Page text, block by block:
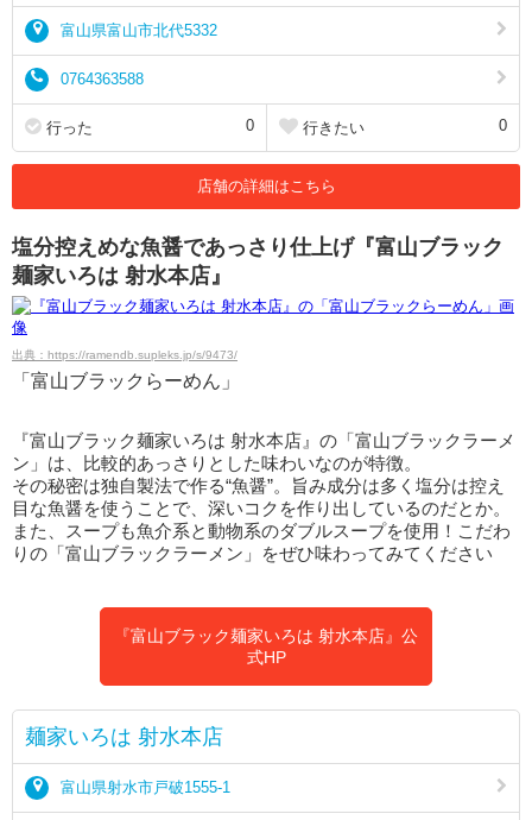
富山県富山市北代5332
0764363588
行った 0 行きたい 0
店舗の詳細はこちら
塩分控えめな魚醤であっさり仕上げ『富山ブラック
麺家いろは 射水本店』
出典：https://ramendb.supleks.jp/s/9473/
「富山ブラックらーめん」
『富山ブラック麺家いろは 射水本店』の「富山ブラックラーメ
ン」は、比較的あっさりとした味わいなのが特徴。
その秘密は独自製法で作る“魚醤”。旨み成分は多く塩分は控え
目な魚醤を使うことで、深いコクを作り出しているのだとか。
また、スープも魚介系と動物系のダブルスープを使用！こだわ
りの「富山ブラックラーメン」をぜひ味わってみてください
『富山ブラック麺家いろは 射水本店』公
式HP
麺家いろは 射水本店
富山県射水市戸破1555-1